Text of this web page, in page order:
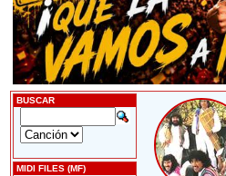
BUSCAR
MIDI FILES (MF)